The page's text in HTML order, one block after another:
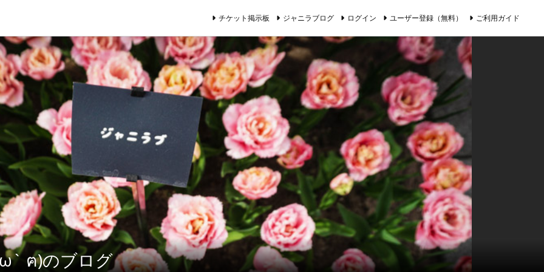
ฅ)のブログ
チケット掲示板 ジャニラブログ ログイン ユーザー登録（無料） ご利用ガイド